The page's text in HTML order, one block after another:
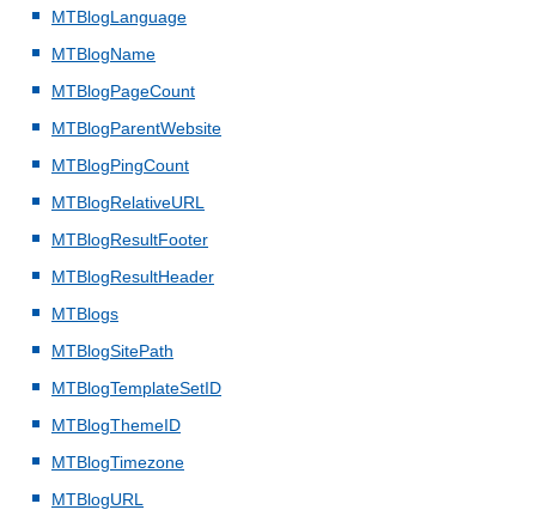
MTBlogLanguage
MTBlogName
MTBlogPageCount
MTBlogParentWebsite
MTBlogPingCount
MTBlogRelativeURL
MTBlogResultFooter
MTBlogResultHeader
MTBlogs
MTBlogSitePath
MTBlogTemplateSetID
MTBlogThemeID
MTBlogTimezone
MTBlogURL